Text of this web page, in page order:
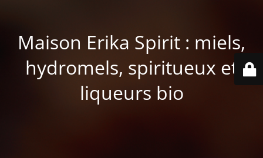
Maison Erika Spirit : miels,
hydromels, spiritueux et
liqueurs bio